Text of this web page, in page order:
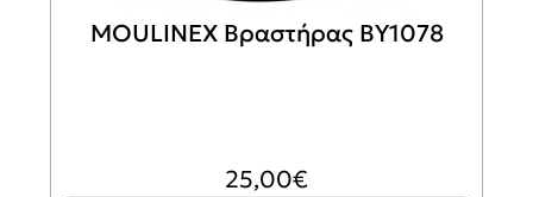
MOULINEX Βραστήρας BY1078
25,00€